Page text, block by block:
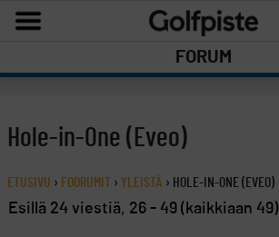
FORUM
Hole-in-One (Eveo)
ETUSIVU › FOORUMIT › YLEISTÄ › HOLE-IN-ONE (EVEO)
Esillä 24 viestiä, 26 - 49 (kaikkiaan 49)